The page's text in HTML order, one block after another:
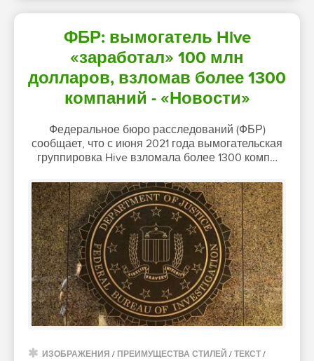
ФБР: вымогатель Hive
«заработал» 100 млн
долларов, взломав более 1300
компаний - «Новости»
Федеральное бюро расследований (ФБР)
сообщает, что с июня 2021 года вымогательская
группировка Hive взломала более 1300 комп…
ИЗОБРАЖЕНИЯ / ПРЕИМУЩЕСТВА СТИЛЕЙ / ТЕКСТ /